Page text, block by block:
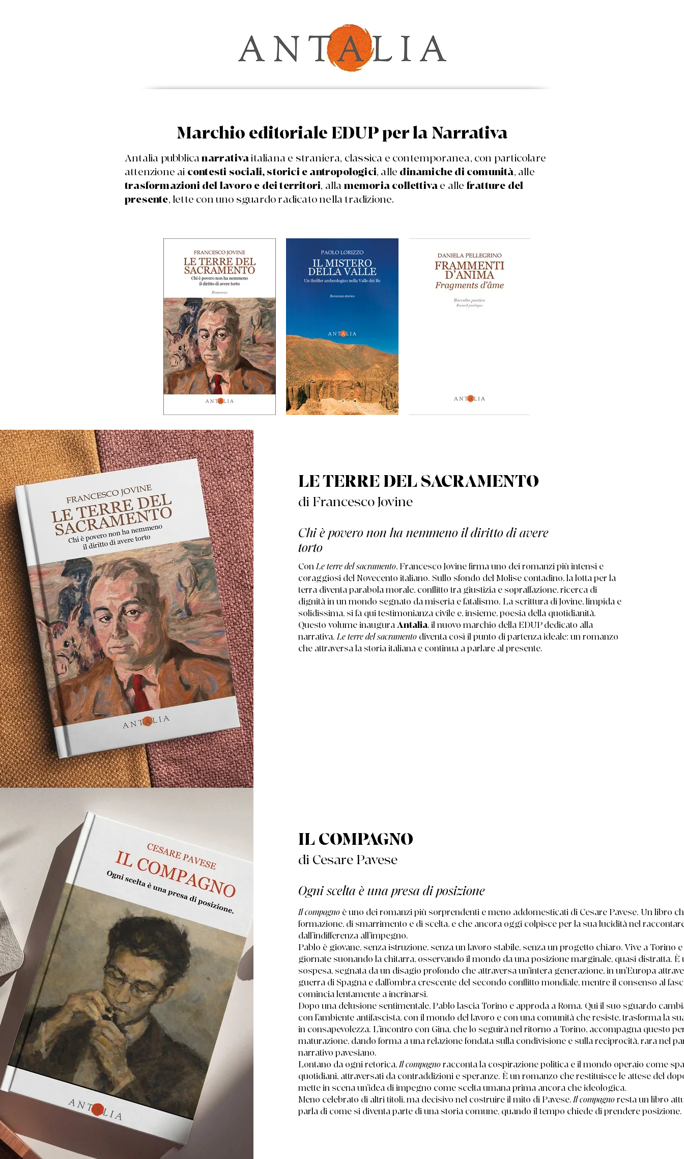
Marchio editoriale EDUP per la Narrativa
Antalia pubblicanarrativaitaliana e straniera, classica e contemporanea, con particolare
attenzione ai contesti sociali, storici e antropologici, alle dinamiche di comunità, alle
trasformazioni del lavoro e dei territori, alla memoria collettiva e alle fratture del
presente, lette con uno sguardo radicato nella tradizione.
LE TERRE DEL SACRAMENTO
di Francesco Jovine
Chi è povero non ha nemmeno il diritto di avere
torto
Con Le terre del sacramento, Francesco Jovine firma uno dei romanzi più intensi e
coraggiosi del Novecento italiano. Sullo sfondo del Molise contadino, la lotta per la
terra diventa parabola morale, conflitto tra giustizia e sopraffazione, ricerca di
dignità in un mondo segnato da miseria e fatalismo. La scrittura di Jovine, limpida e
solidissima, si fa qui testimonianza civile e, insieme, poesia della quotidianità.
Questo volume inauguraAntalia, il nuovo marchio della EDUP dedicato alla
narrativa. Le terre del sacramentodiventa così il punto di partenza ideale: un romanzo
che attraversa la storia italiana e continua a parlare al presente.
IL COMPAGNO
di Cesare Pavese
Ogni scelta è una presa di posizione
Il compagnoè uno dei romanzi più sorprendenti e meno addomesticati di Cesare Pavese. Un libro
formazione, di smarrimento e di scelta, e che ancora oggi colpisce per la sua lucidità nel
dall’indifferenza all’impegno.
Pablo è giovane, senza istruzione, senza un lavoro stabile, senza un progetto chiaro. Vive a Torino
giornate suonando la chitarra, osservando il mondo da una posizione marginale, quasi distratta. È
sospesa, segnata da un disagio profondo che attraversa un’intera generazione, in un’Europa
guerra di Spagna e dall’ombra crescente del secondo conflitto mondiale, mentre il consenso al
comincia lentamente a incrinarsi.
Dopo una delusione sentimentale, Pablo lascia Torino e approda a Roma. Qui il suo sguardo
con l’ambiente antifascista, con il mondo del lavoro e con una comunità che resiste, trasforma la
in consapevolezza. L’incontro con Gina, che lo seguirà nel ritorno a Torino, accompagna questo
maturazione, dando forma a una relazione fondata sulla condivisione e sulla reciprocità, rara nel
narrativo pavesiano.
Lontano da ogni retorica,Il compagnoracconta la cospirazione politica e il mondo operaio come
quotidiani, attraversati da contraddizioni e speranze. È un romanzo che restituisce le attese del
mette in scena un’idea di impegno come scelta umana prima ancora che ideologica.
Meno celebrato di altri titoli, ma decisivo nel costruire il mito di Pavese,Il compagnoresta un libro
parla di come si diventa parte di una storia comune, quando il tempo chiede di prendere posizione.